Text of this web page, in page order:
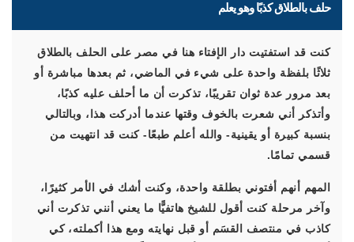
حلف بالطلاق كذبًا وهو يعلم
كنت قد استفتيت دار الإفتاء هنا في مصر على الحلف بالطلاق
ثلاثًا بلفظة واحدة على شيء في الماضي، ثم بعدها مباشرة أو
بعد مرور عدة ثوان تقريبًا، تذكرت أن ما أحلف عليه كذبًا،
وأتذكر أني شعرت بالخوف وقتها عندما أدركت هذا، وبالتالي
بنسبة كبيرة أو يقينية- والله أعلم طبعًا- كنت قد انتهيت من
قسمي تمامًا.
المهم أنهم أفتوني بطلقة واحدة، وكنت أشك في الأمر كثيرًا،
وآخر مرحلة كنت أقول للشيخ هاتفيًّا ما يعني أنني تذكرت أني
كاذب في منتصف القسَم أو قبل نهايته ومع هذا أكملته، كي